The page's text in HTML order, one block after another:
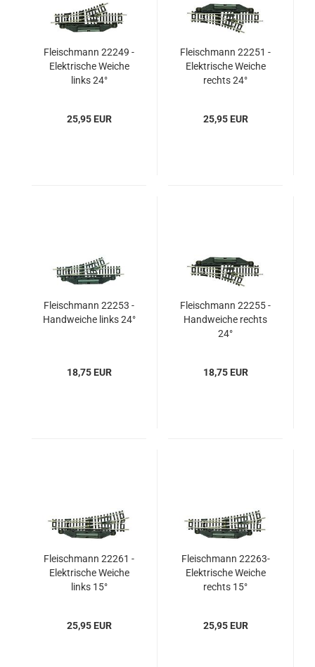
Fleischmann 22249 -
Elektrische Weiche
links 24°
25,95 EUR
Fleischmann 22251 -
Elektrische Weiche
rechts 24°
25,95 EUR
Fleischmann 22253 -
Handweiche links 24°
18,75 EUR
Fleischmann 22255 -
Handweiche rechts
24°
18,75 EUR
Fleischmann 22261 -
Elektrische Weiche
links 15°
25,95 EUR
Fleischmann 22263-
Elektrische Weiche
rechts 15°
25,95 EUR